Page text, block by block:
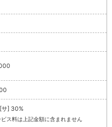
] 30%
ス料は上記金額に含まれません